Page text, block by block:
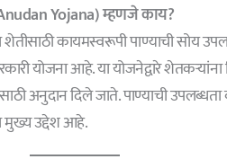
Yojana) म्हणजे काय?
शेतीसाठी कायमस्वरूपी पाण्याची सोय
योजना आहे. या योजनेद्वारे शेतकऱ्यांना
अनुदान दिले जाते. पाण्याची
मुख्य उद्देश आहे.